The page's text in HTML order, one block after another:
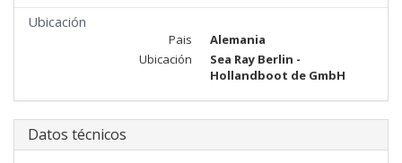
Ubicación
Pais
Alemania
Ubicación
Sea Ray Berlin -
Hollandboot de GmbH
Datos técnicos